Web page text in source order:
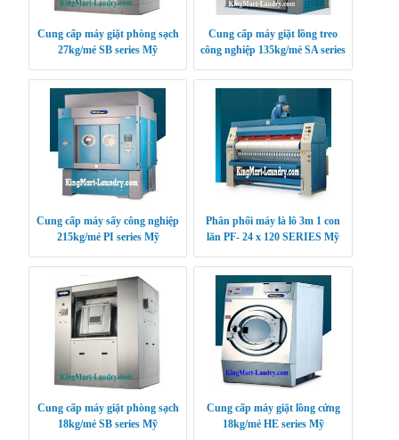
Cung cấp máy giặt phòng sạch
27kg/mẻ SB series Mỹ
Cung cấp máy giặt lồng treo
công nghiệp 135kg/mẻ SA series
Cung cấp máy sấy công nghiệp
215kg/mẻ PI series Mỹ
Phân phối máy là lô 3m 1 con
lăn PF- 24 x 120 SERIES Mỹ
Cung cấp máy giặt phòng sạch
18kg/mẻ SB series Mỹ
Cung cấp máy giặt lồng cứng
18kg/mẻ HE series Mỹ